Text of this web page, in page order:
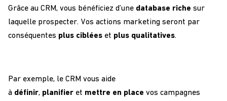
Grâce au CRM, vous bénéficiez d’une database riche sur
laquelle prospecter. Vos actions marketing seront par
conséquentes plus ciblées et plus qualitatives.
Par exemple, le CRM vous aide
à définir, planifier et mettre en place vos campagnes